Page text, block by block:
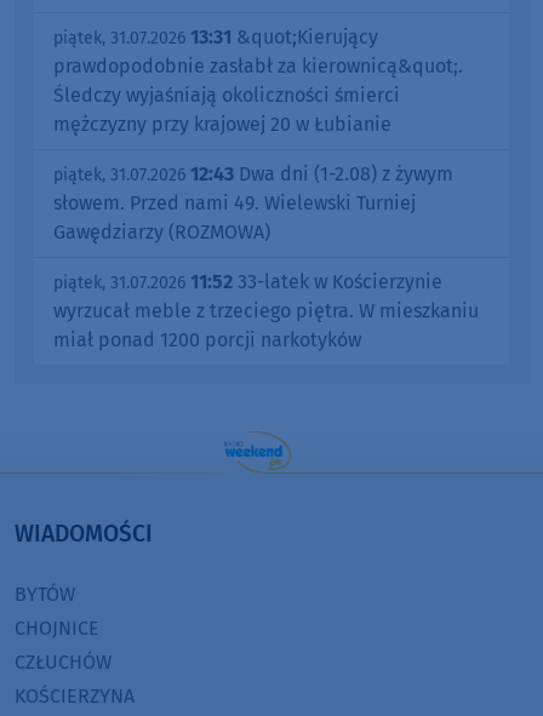
piątek, 31.07.2026 13:31 &quot;Kierujący
prawdopodobnie zasłabł za kierownicą&quot;.
Śledczy wyjaśniają okoliczności śmierci
mężczyzny przy krajowej 20 w Łubianie
piątek, 31.07.2026 12:43 Dwa dni (1-2.08) z żywym
słowem. Przed nami 49. Wielewski Turniej
Gawędziarzy (ROZMOWA)
piątek, 31.07.2026 11:52 33-latek w Kościerzynie
wyrzucał meble z trzeciego piętra. W mieszkaniu
miał ponad 1200 porcji narkotyków
WIADOMOŚCI
BYTÓW
CHOJNICE
CZŁUCHÓW
KOŚCIERZYNA